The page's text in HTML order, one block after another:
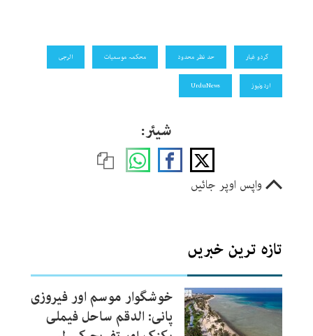
گردو غبار حد نظر محدود محکمہ موسمیات الرجی
اردونیوز UrduNews
شیئر:
واپس اوپر جائیں
تازہ ترین خبریں
خوشگوار موسم اور فیروزی
پانی: الدقم ساحل فیملی